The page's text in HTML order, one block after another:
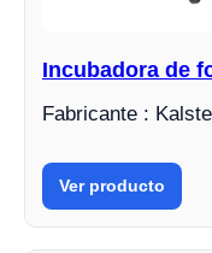
Incubadora de
Fabricante :
Ver producto